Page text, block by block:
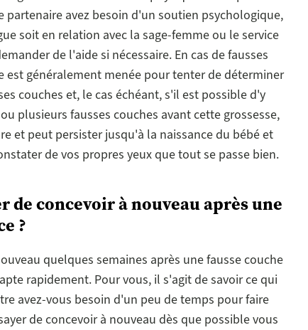
partenaire avez besoin d'un soutien psychologique,
soit en relation avec la sage-femme ou le service
de l'aide si nécessaire. En cas de fausses
est généralement menée pour tenter de déterminer
couches et, le cas échéant, s'il est possible d'y
plusieurs fausses couches avant cette grossesse,
et peut persister jusqu'à la naissance du bébé et
de vos propres yeux que tout se passe bien.
de concevoir à nouveau après une
?
quelques semaines après une fausse couche
rapidement. Pour vous, il s'agit de savoir ce qui
avez-vous besoin d'un peu de temps pour faire
de concevoir à nouveau dès que possible vous